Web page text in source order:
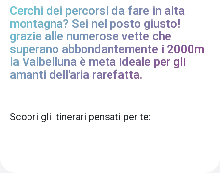
Cerchi dei percorsi da fare in alta
montagna? Sei nel posto giusto!
grazie alle numerose vette che
superano abbondantemente i 2000m
la Valbelluna è meta ideale per gli
amanti dell'aria rarefatta.
Scopri gli itinerari pensati per te: